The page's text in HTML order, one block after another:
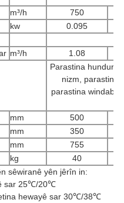
m³/h
750
kw 0.095
m³/h 1.08
Parastina hundurê
nizm, parastina
parastina
mm
500
mm
350
mm
755
kg
40
sêwiranê yên jêrîn in:
sar 25℃/20℃
hewayê sar 30℃/38℃